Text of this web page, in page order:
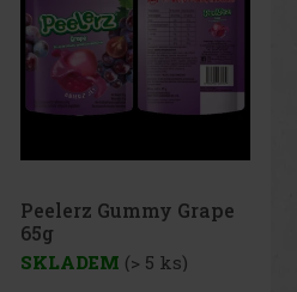
Peelerz Gummy
Banana 65g
SKLADEM (> 5 ks)